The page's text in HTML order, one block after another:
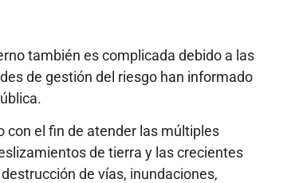
también es complicada debido a las
de gestión del riesgo han informado
con el fin de atender las múltiples
de tierra y las crecientes
de vías, inundaciones,